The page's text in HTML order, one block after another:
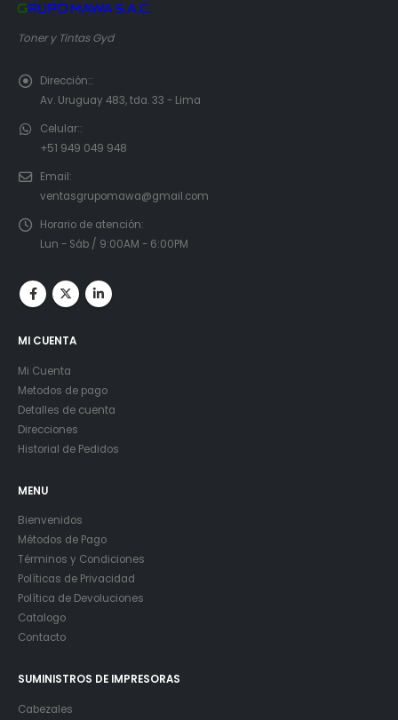
Toner y Tintas Gyd
Dirección::
Av. Uruguay 483, tda. 33 - Lima
Celular::
+51 949 049 948
Email:
ventasgrupomawa@gmail.com
Horario de atención:
Lun - Sáb / 9:00AM - 6:00PM
MI CUENTA
Mi Cuenta
Metodos de pago
Detalles de cuenta
Direcciones
Historial de Pedidos
MENU
Bienvenidos
Métodos de Pago
Términos y Condiciones
Políticas de Privacidad
Política de Devoluciones
Catalogo
Contacto
SUMINISTROS DE IMPRESORAS
Cabezales